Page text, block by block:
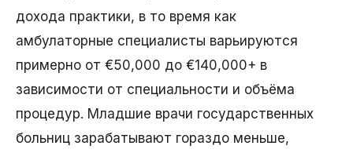
дохода практики, в то время как
амбулаторные специалисты варьируются
примерно от €50,000 до €140,000+ в
зависимости от специальности и объёма
процедур. Младшие врачи государственных
больниц зарабатывают гораздо меньше,